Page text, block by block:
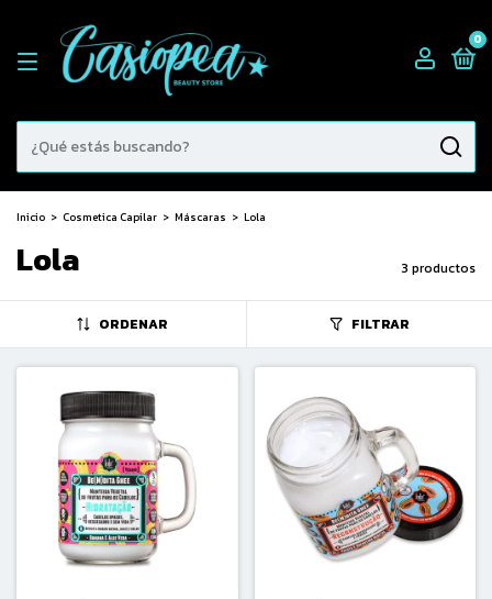
0
Inicio > Cosmetica Capilar > Máscaras > Lola
Lola 3 productos
ORDENAR FILTRAR